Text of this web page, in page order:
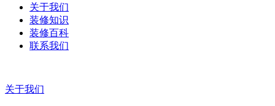
关于我们
装修知识
装修百科
联系我们
关于我们